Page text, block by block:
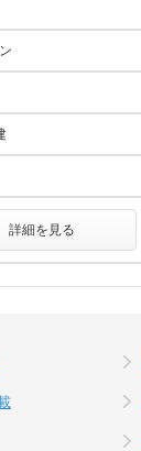
詳細を見る